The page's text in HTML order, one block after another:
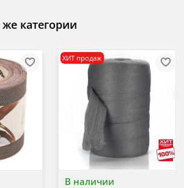
категории
В наличии
ХИТ продаж